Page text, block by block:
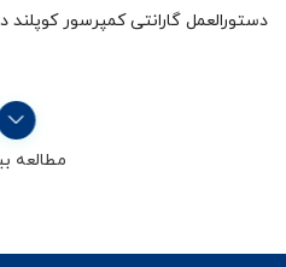
دستورالعمل گارانتی کمپرسور کوپلند
مطالعه